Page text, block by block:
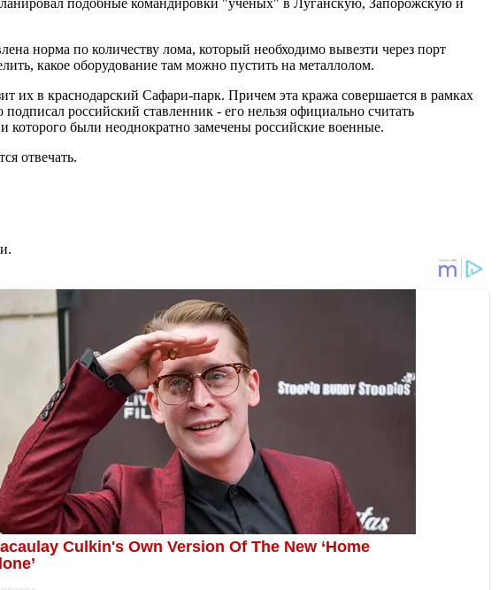
подобные командировки "ученых" в Луганскую, Запорожскую и
норма по количеству лома, который необходимо вывезти через порт
какое оборудование там можно пустить на металлолом.
их в краснодарский Сафари-парк. Причем эта кража совершается в рамках
российский ставленник - его нельзя официально считать
были неоднократно замечены российские военные.
отвечать.